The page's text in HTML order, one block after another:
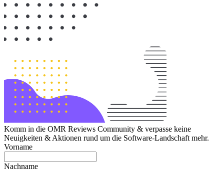
Komm in die OMR Reviews Community & verpasse keine
Neuigkeiten & Aktionen rund um die Software-Landschaft mehr.
Vorname
Nachname